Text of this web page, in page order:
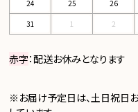
24
25 26
31
1 2
赤字：配送お休みとなります
※お届け予定日は、土日祝日